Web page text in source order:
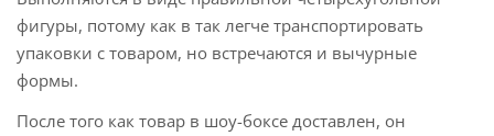
фигуры, потому как в так легче транспортировать
упаковки с товаром, но встречаются и вычурные
формы.
После того как товар в шоу-боксе доставлен, он